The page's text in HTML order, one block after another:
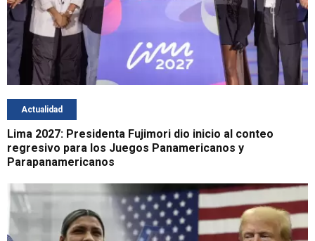
Actualidad
Lima 2027: Presidenta Fujimori dio inicio al conteo
regresivo para los Juegos Panamericanos y
Parapanamericanos